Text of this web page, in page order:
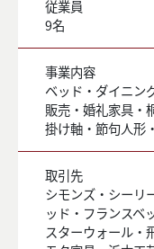
従業員
9名
事業内容
ベッド・ダイニン
販売・婚礼家具・
掛け軸・節句人形
取引先
シモンズ・シーリ
ッド・フランスベ
スターウォール・